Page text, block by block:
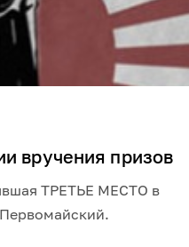
вручения призов
ТРЕТЬЕ МЕСТО в